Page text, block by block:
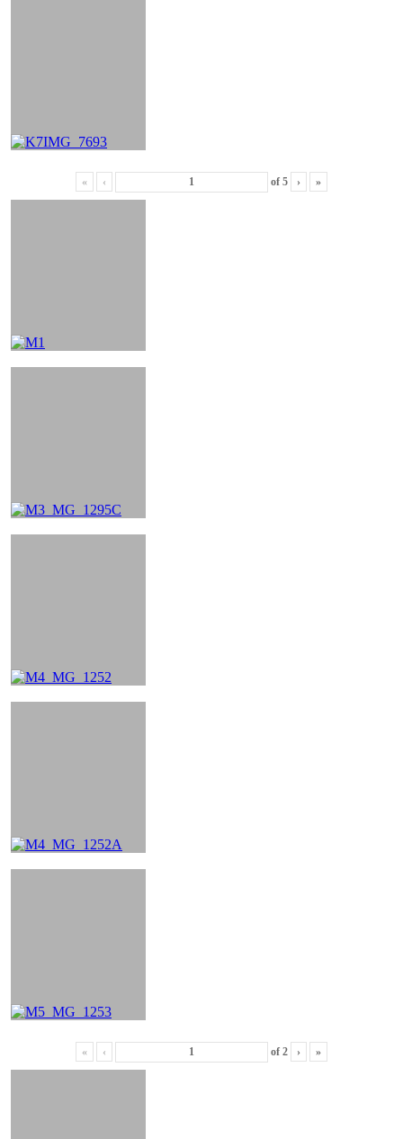
« ‹ of 5 › »
« ‹ of 2 › »